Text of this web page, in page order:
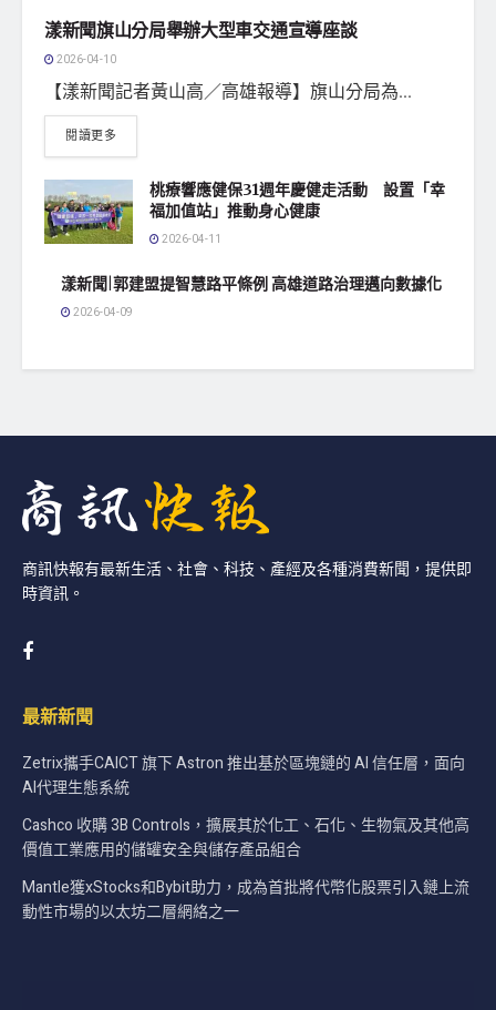
漾新聞旗山分局舉辦大型車交通宣導座談
2026-04-10
【漾新聞記者黃山高／高雄報導】旗山分局為...
閱讀更多
桃療響應健保31週年慶健走活動 設置「幸
福加值站」推動身心健康
2026-04-11
漾新聞|郭建盟提智慧路平條例 高雄道路治理邁向數據化
2026-04-09
商訊快報有最新生活、社會、科技、產經及各種消費新聞，提供即
時資訊。
最新新聞
Zetrix攜手CAICT 旗下 Astron 推出基於區塊鏈的 AI 信任層，面向
AI代理生態系統
Cashco 收購 3B Controls，擴展其於化工、石化、生物氣及其他高
價值工業應用的儲罐安全與儲存產品組合
Mantle獲xStocks和Bybit助力，成為首批將代幣化股票引入鏈上流
動性市場的以太坊二層網絡之一